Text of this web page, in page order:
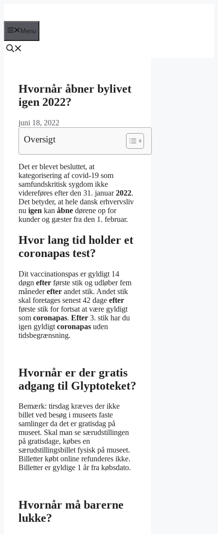
Menu
Hvornår åbner bylivet
igen 2022?
juni 18, 2022
Oversigt
Det er blevet besluttet, at
kategorisering af covid-19 som
samfundskritisk sygdom ikke
videreføres efter den 31. januar2022.
Det betyder, at hele dansk erhvervsliv
nu igen kan åbne dørene op for
kunder og gæster fra den 1. februar.
Hvor lang tid holder et
coronapas test?
Dit vaccinationspas er gyldigt 14
døgn efter første stik og udløber fem
månederefter andet stik. Andet stik
skal foretages senest 42 dage efter
første stik for fortsat at være gyldigt
som coronapas. Efter 3. stik har du
igen gyldigt coronapas uden
tidsbegrænsning.
Hvornår er der gratis
adgang til Glyptoteket?
Bemærk: tirsdag kræves der ikke
billet ved besøg i museets faste
samlinger da det er gratisdag på
museet. Skal man se særudstillingen
på gratisdage, købes en
særudstillingsbillet fysisk på museet.
Billetter købt online refunderes ikke.
Billetter er gyldige 1 år fra købsdato.
Hvornår må barerne
lukke?